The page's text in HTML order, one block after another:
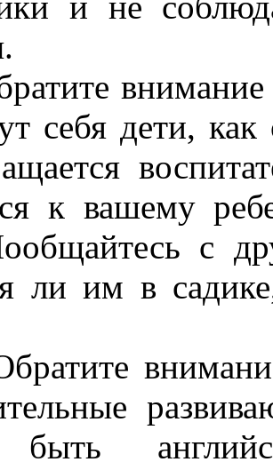
внимание
себя дети,
к вашему
с
ли им в
внимание
быть